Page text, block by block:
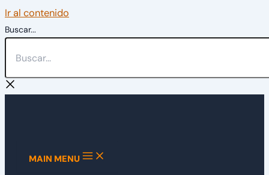
Ir al contenido
Buscar...
MAIN MENU